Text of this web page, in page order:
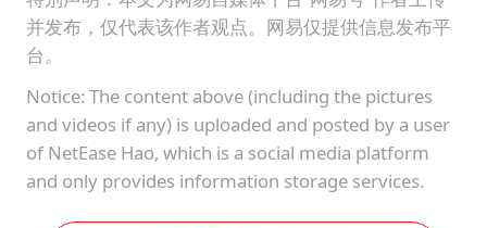
并发布，仅代表该作者观点。网易仅提供信息发布平
台。
Notice: The content above (including the pictures
and videos if any) is uploaded and posted by a user
of NetEase Hao, which is a social media platform
and only provides information storage services.